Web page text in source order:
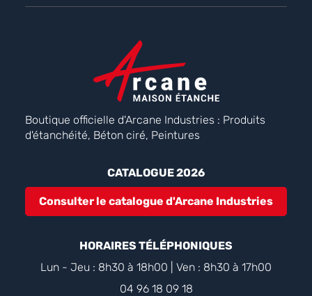
Boutique officielle d'Arcane Industries : Produits
d'étanchéité, Béton ciré, Peintures
CATALOGUE 2026
Consulter le catalogue d'Arcane Industries
HORAIRES TÉLÉPHONIQUES
Lun - Jeu : 8h30 à 18h00 | Ven : 8h30 à 17h00
04 96 18 09 18